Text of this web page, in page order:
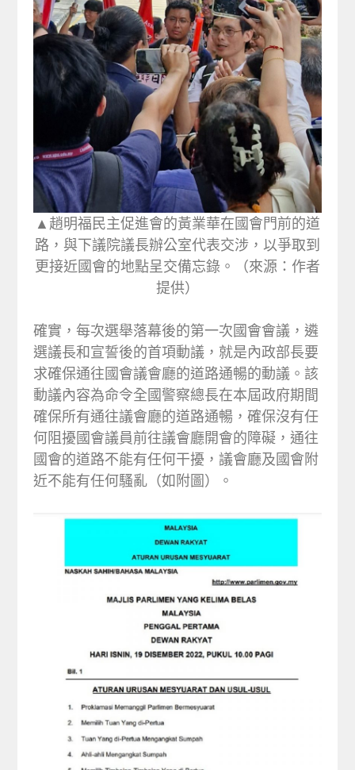
▲趙明福民主促進會的黃業華在國會門前的道
路，與下議院議長辦公室代表交涉，以爭取到
更接近國會的地點呈交備忘錄。（來源：作者
提供）
確實，每次選舉落幕後的第一次國會會議，遴
選議長和宣誓後的首項動議，就是內政部長要
求確保通往國會議會廳的道路通暢的動議。該
動議內容為命令全國警察總長在本屆政府期間
確保所有通往議會廳的道路通暢，確保沒有任
何阻擾國會議員前往議會廳開會的障礙，通往
國會的道路不能有任何干擾，議會廳及國會附
近不能有任何騷亂（如附圖）。